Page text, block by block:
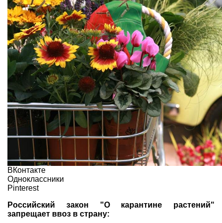
ВКонтакте
Одноклассники
Pinterest
Российский закон "О карантине растений"
запрещает ввоз в страну: